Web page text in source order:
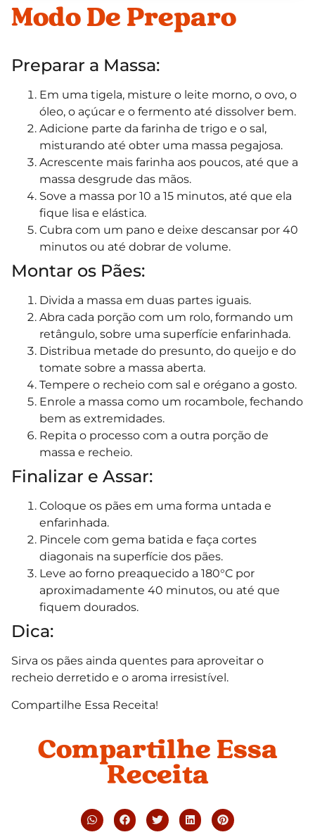
Modo De Preparo
Preparar a Massa:
Em uma tigela, misture o leite morno, o ovo, o
óleo, o açúcar e o fermento até dissolver bem.
Adicione parte da farinha de trigo e o sal,
misturando até obter uma massa pegajosa.
Acrescente mais farinha aos poucos, até que a
massa desgrude das mãos.
Sove a massa por 10 a 15 minutos, até que ela
fique lisa e elástica.
Cubra com um pano e deixe descansar por 40
minutos ou até dobrar de volume.
Montar os Pães:
Divida a massa em duas partes iguais.
Abra cada porção com um rolo, formando um
retângulo, sobre uma superfície enfarinhada.
Distribua metade do presunto, do queijo e do
tomate sobre a massa aberta.
Tempere o recheio com sal e orégano a gosto.
Enrole a massa como um rocambole, fechando
bem as extremidades.
Repita o processo com a outra porção de
massa e recheio.
Finalizar e Assar:
Coloque os pães em uma forma untada e
enfarinhada.
Pincele com gema batida e faça cortes
diagonais na superfície dos pães.
Leve ao forno preaquecido a 180°C por
aproximadamente 40 minutos, ou até que
fiquem dourados.
Dica:
Sirva os pães ainda quentes para aproveitar o
recheio derretido e o aroma irresistível.
Compartilhe Essa Receita!
Compartilhe Essa
Receita